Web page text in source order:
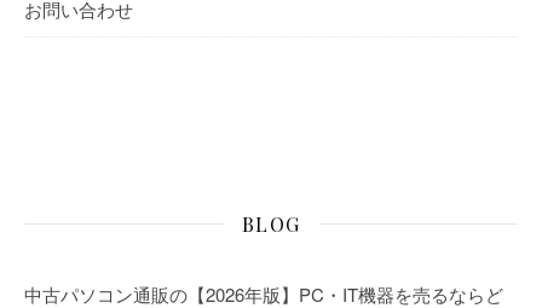
お問い合わせ
BLOG
中古パソコン通販の【2026年版】PC・IT機器を売るならど